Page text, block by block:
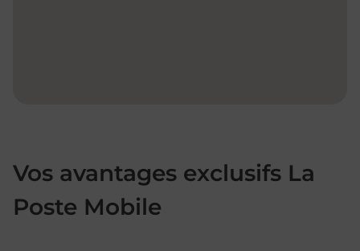
Vos avantages exclusifs La
Poste Mobile